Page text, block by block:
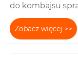
do kombajsu
Zobacz więcej >>